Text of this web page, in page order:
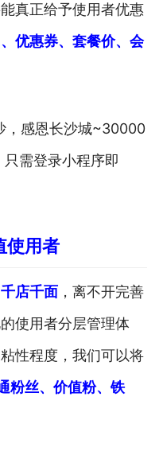
真正给予使用者优惠
优惠券、套餐价、会
，感恩长沙城~30000
需登录小程序即
使用者
店千面 ，离不开完善
使用者分层管理体
性程度，我们可以将
粉丝、价值粉、铁